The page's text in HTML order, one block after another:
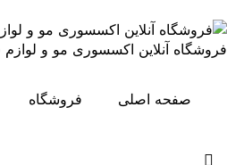
فروشگاه آنلاین اکسسوری مو و لوازم
صفحه اصلی فروشگاه